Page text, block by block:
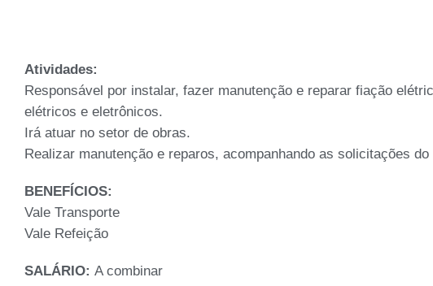
Atividades:
Responsável por instalar, fazer manutenção e reparar fiação
elétricos e eletrônicos.
Irá atuar no setor de obras.
Realizar manutenção e reparos, acompanhando as solicitações do
BENEFÍCIOS:
Vale Transporte
Vale Refeição
SALÁRIO: A combinar